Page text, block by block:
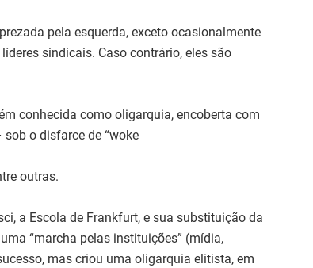
pela esquerda, exceto ocasionalmente
sindicais. Caso contrário, eles são
conhecida como oligarquia, encoberta com
o disfarce de “woke
outras.
a Escola de Frankfurt, e sua substituição da
“marcha pelas instituições” (mídia,
mas criou uma oligarquia elitista, em